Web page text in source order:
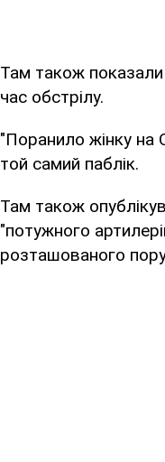
Там також показали
час обстрілу.
"Поранило жінку на
той самий паблік.
Там також
"потужного
розташованого